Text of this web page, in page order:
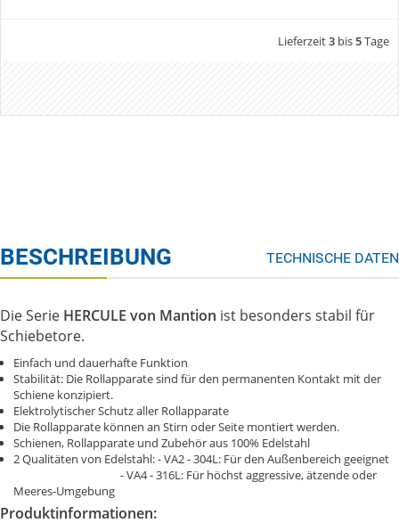
Lieferzeit3 bis5Tage
BESCHREIBUNG TECHNISCHE DATEN
Die Serie HERCULE von Mantion ist besonders stabil für
Schiebetore.
Einfach und dauerhafte Funktion
Stabilität: Die Rollapparate sind für den permanenten Kontakt mit der
Schiene konzipiert.
Elektrolytischer Schutz aller Rollapparate
Die Rollapparate können an Stirn oder Seite montiert werden.
Schienen, Rollapparate und Zubehör aus 100% Edelstahl
2 Qualitäten von Edelstahl: - VA2 - 304L: Für den Außenbereich geeignet
- VA4 - 316L: Für höchst aggressive, ätzende oder
Meeres-Umgebung
Produktinformationen: